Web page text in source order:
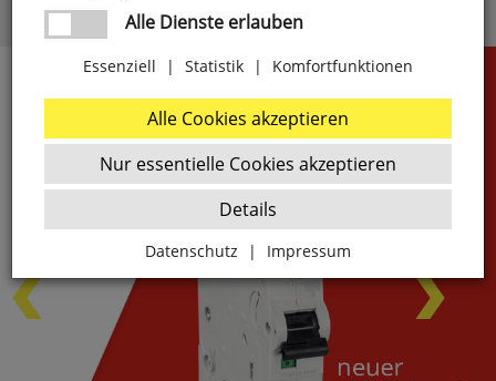
Noch kein Kunde?Jetzt registrieren >
Alle Dienste erlauben
Essenziell | Statistik | Komfortfunktionen
Alle Cookies akzeptieren
Nur essentielle Cookies akzeptieren
Details
Datenschutz | Impressum
Zurück
Essenziell